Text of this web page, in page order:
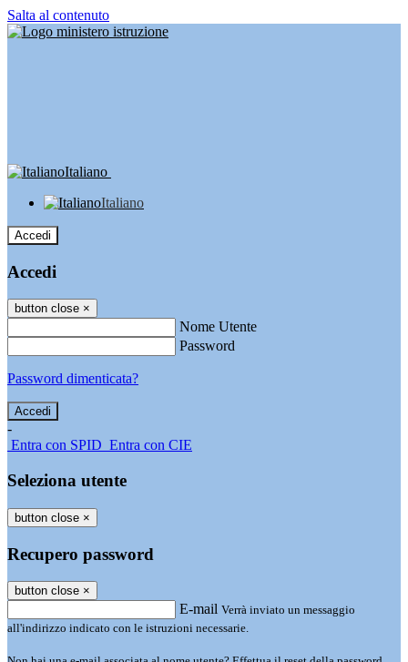
Salta al contenuto
Italiano
Italiano
Accedi
Accedi
button close ×
Nome Utente
Password
Password dimenticata?
-
Entra con SPID Entra con CIE
Seleziona utente
button close ×
Recupero password
button close ×
E-mail Verrà inviato un messaggio
all'indirizzo indicato con le istruzioni necessarie.